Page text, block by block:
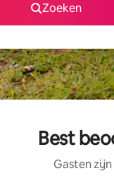
Zoeken
Best
Gasten